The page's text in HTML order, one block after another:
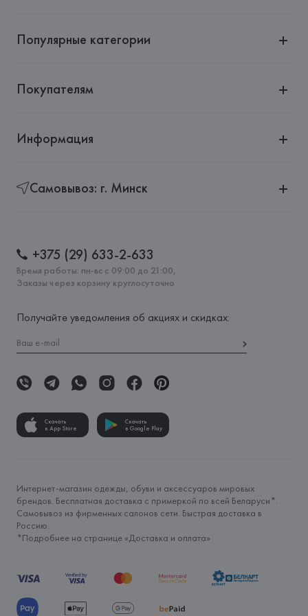
Популярные категории
Покупателям
Информация
Самовывоз: г. Минск
+375 (29) 633-2-633
Время работы: пн-вс с 09:00 до 21:00,
Заказы через корзину круглосуточно
Получайте уведомления об акциях и скидках:
Скачать
в App Store
Скачать
в Google Play
Интернет-магазин одежды, обуви и аксессуаров мировых
брендов. Бесплатная доставка с примеркой по всей Беларуси*.
Самовывоз из фирменных салонов сети. Быстрая доставка в
Россию.
*Подробнее на странице «Доставка и оплата»